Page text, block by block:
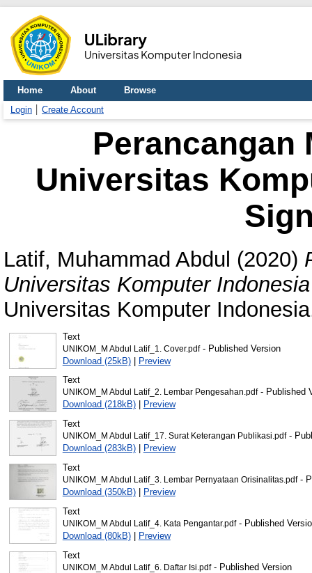
Home About
Browse
Login
Create Account
Perancangan
Universitas
Latif, Muhammad Abdul (2020)
Universitas Komputer
Universitas Komputer
Text
UNIKOM_M Abdul Latif_1. Cover.pdf- Published Version
Download (25kB)| Preview
Text
UNIKOM_M Abdul Latif_2. Lembar Pengesahan.pdf- Published
Download (218kB)|
Preview
Text
UNIKOM_M Abdul Latif_17. Surat Keterangan Publikasi.pdf-
Download (283kB)|
Preview
Text
UNIKOM_M Abdul Latif_3. Lembar Pernyataan Orisinalitas.pdf-
Download (350kB)|
Preview
Text
UNIKOM_M Abdul Latif_4. Kata Pengantar.pdf- Published
Download (80kB)|
Preview
Text
UNIKOM_M Abdul Latif_6. Daftar Isi.pdf- Published Version